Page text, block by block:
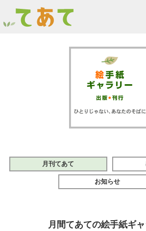
月刊てあて
お知らせ
月間てあての絵手紙ギ